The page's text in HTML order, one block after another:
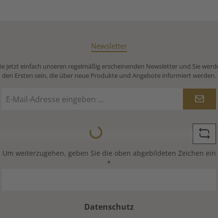
Newsletter
jetzt einfach unseren regelmäßig erscheinenden Newsletter und Sie
den Ersten sein, die über neue Produkte und Angebote informiert werden.
Mail-
Loading...
Um weiterzugehen, geben Sie die oben abgebildeten Zeichen ein
*
Datenschutz